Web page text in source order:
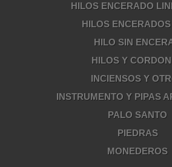
HILOS ENCERADO
HILOS ENCERADOS
HILO SIN
HILOS Y
INCIENSOS Y
INSTRUMENTO Y PIPAS
PALO SANTO
PIEDRAS
MONEDEROS